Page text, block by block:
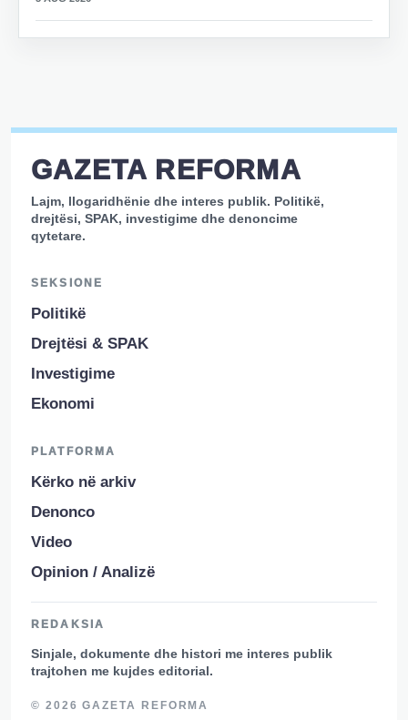
GAZETA REFORMA
Lajm, llogaridhënie dhe interes publik. Politikë,
drejtësi, SPAK, investigime dhe denoncime
qytetare.
SEKSIONE
Politikë
Drejtësi & SPAK
Investigime
Ekonomi
PLATFORMA
Kërko në arkiv
Denonco
Video
Opinion / Analizë
REDAKSIA
Sinjale, dokumente dhe histori me interes publik
trajtohen me kujdes editorial.
© 2026 GAZETA REFORMA